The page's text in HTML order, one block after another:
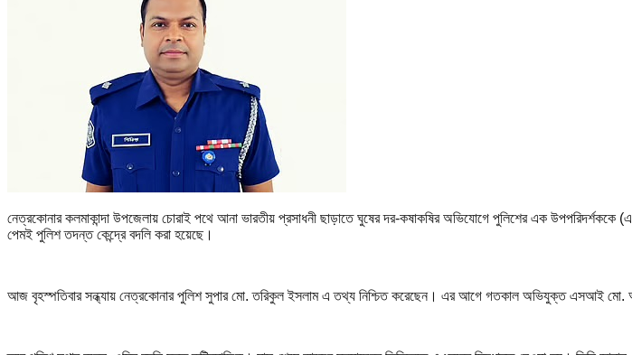
নেত্রকোনার কলমাকান্দা উপজেলায় চোরাই পথে আনা ভারতীয় প্রসাধনী ছাড়াতে ঘুষের দর-কষাকষির অভিযোগে পুলিশের এক
পেমই পুলিশ তদন্ত কেন্দ্রে বদলি করা হয়েছে।
আজ বৃহস্পতিবার সন্ধ্যায় নেত্রকোনার পুলিশ সুপার মো. তরিকুল ইসলাম এ তথ্য নিশ্চিত করেছেন। এর আগে গতকাল অভিযুক্ত এসআই মো.